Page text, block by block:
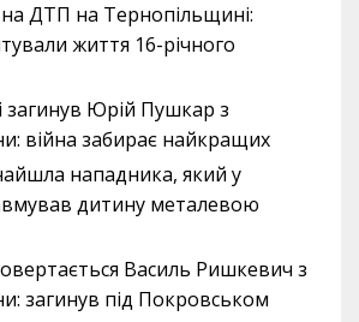
ДТП на Тернопільщині:
життя 16-річного
загинув Юрій Пушкар з
війна забирає найкращих
нападника, який у
дитину металевою
Василь Ришкевич з
загинув під Покровськом